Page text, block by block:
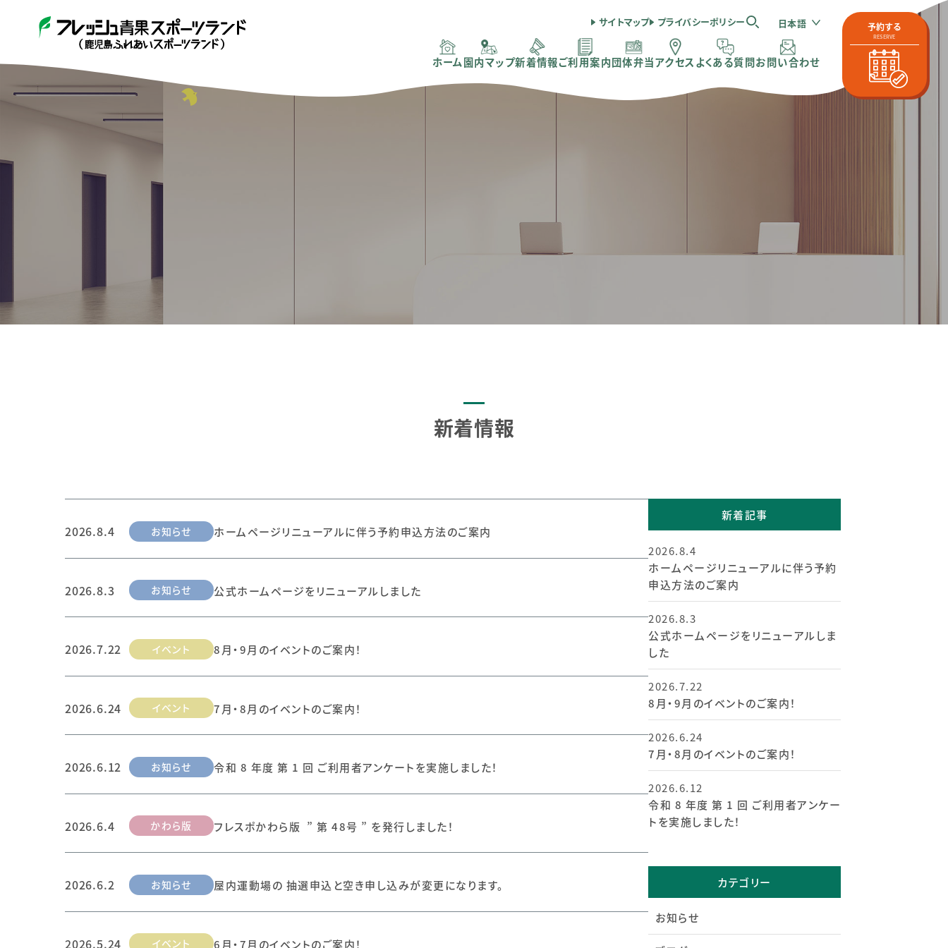
サイトマップ プライバシーポリシー 日本語
ホーム園内マップ新着情報ご利用案内団体弁当アクセスよくある質問お問い合わせ
予約する
RESERVE
新着情報
2026.8.4 お知らせ ホームページリニューアルに伴う予約申込方法のご案内
2026.8.3 お知らせ 公式ホームページをリニューアルしました
2026.7.22 イベント 8月・9月のイベントのご案内！
2026.6.24 イベント 7月・8月のイベントのご案内！
2026.6.12 お知らせ 令和 8 年度 第 1 回 ご利用者アンケートを実施しました！
2026.6.4 かわら版 フレスポかわら版 ” 第 48号 ” を発行しました！
2026.6.2 お知らせ 屋内運動場の 抽選申込と空き申し込みが変更になります。
2026.5.24 イベント 6月・7月のイベントのご案内！
新着記事
2026.8.4
ホームページリニューアルに伴う予約
申込方法のご案内
2026.8.3
公式ホームページをリニューアルしま
した
2026.7.22
8月・9月のイベントのご案内！
2026.6.24
7月・8月のイベントのご案内！
2026.6.12
令和 8 年度 第 1 回 ご利用者アンケー
トを実施しました！
カテゴリー
お知らせ